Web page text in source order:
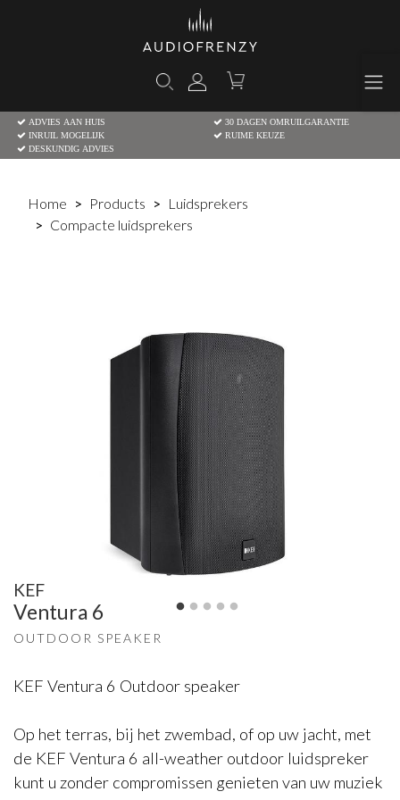
ADVIES AAN HUIS
30 DAGEN OMRUILGARANTIE
INRUIL MOGELIJK
RUIME KEUZE
DESKUNDIG ADVIES
Home Products
Luidsprekers
Compacte luidsprekers
KEF
Ventura 6
OUTDOOR SPEAKER
KEF Ventura 6 Outdoor speaker
Op het terras, bij het zwembad, of op uw jacht, met
de KEF Ventura 6 all-weather outdoor luidspreker
kunt u zonder compromissen genieten van uw muziek